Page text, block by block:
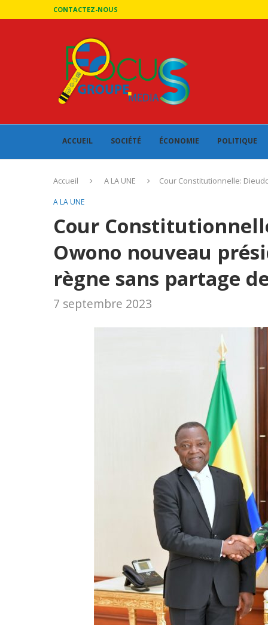
CONTACTEZ-NOUS
ACCUEIL SOCIÉTÉ ÉCONOMIE POLITIQUE
Accueil A LA UNE Cour Constitutionnelle:
A LA UNE
Cour
Owono nouveau
règne sans partage
7 septembre 2023